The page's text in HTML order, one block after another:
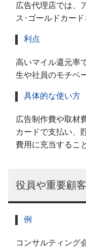
広告代理店では、
ス･ゴールドカード
利点
高いマイル還元率
生や社員のモチベ
具体的な使い方
広告制作費や取材
カードで支払い、
費用に充当するこ
役員や重要顧
例
コンサルティング